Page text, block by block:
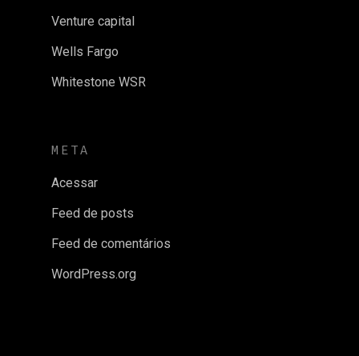
Venture capital
Wells Fargo
Whitestone WSR
META
Acessar
Feed de posts
Feed de comentários
WordPress.org